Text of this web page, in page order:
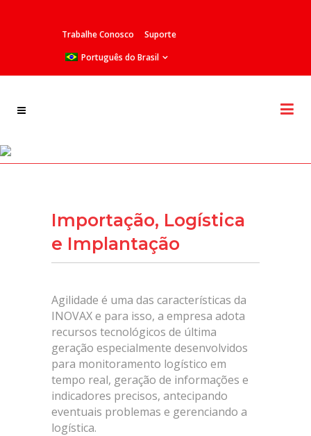
Trabalhe Conosco
Suporte
Português do Brasil
Importação, Logística
e Implantação
Agilidade é uma das características da
INOVAX e para isso, a empresa adota
recursos tecnológicos de última
geração especialmente desenvolvidos
para monitoramento logístico em
tempo real, geração de informações e
indicadores precisos, antecipando
eventuais problemas e gerenciando a
logística.